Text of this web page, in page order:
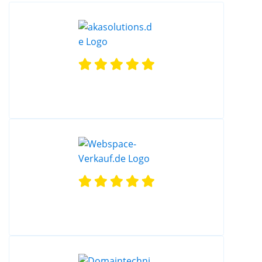
für einen höheren Tarif entscheiden. Webhosting
für Fortgeschrittene Für fortgeschrittene Nutzer
bietet STRATO mehrere Webspace Pakete an.
Neben den klassischen Webhosting Paketen sind
dabei auch Tarife dabei, die speziell für die
sich für verschiedene Tarife zu entscheiden, die
sich bei den Leistungskriterien wie Speicherplatz,
Datenbanken oder Inklusivdomains
unterscheiden. Als Bonus für fortgeschrittene
Anwender stellt STRATO auch verschiedene Online
in die wichtigsten Webverzeichnisse eingetragen
werden und mit dem STRATO rankingCoach lassen